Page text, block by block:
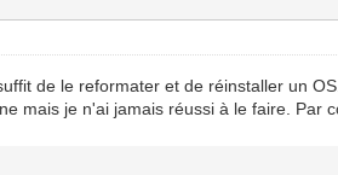
de le reformater et de réinstaller un OS.
mais je n'ai jamais réussi à le faire. Par